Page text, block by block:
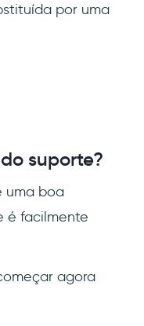
por uma
suporte?
uma boa
é facilmente
agora